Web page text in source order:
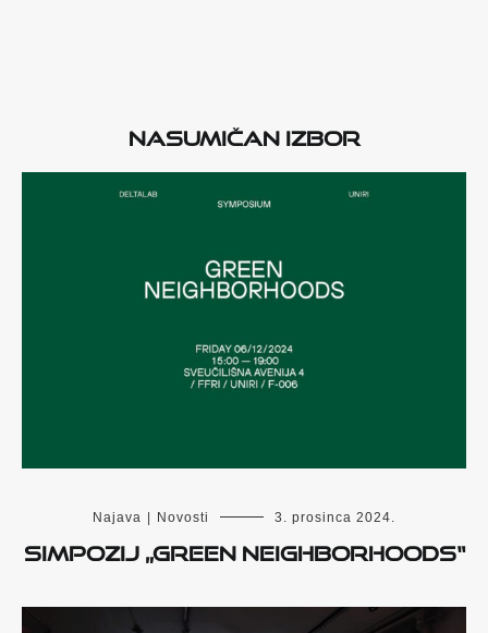
Nasumičan izbor
Najava Novosti 3. prosinca 2024.
Simpozij „Green Neighborhoods“